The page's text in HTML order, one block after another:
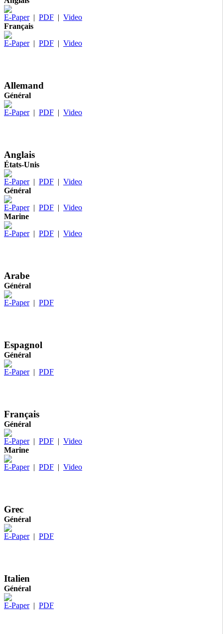
E-Paper| PDF | Video
Français
E-Paper| PDF | Video
Allemand
Général
E-Paper| PDF | Video
Anglais
États-Unis
E-Paper| PDF | Video
Général
E-Paper| PDF | Video
Marine
E-Paper| PDF | Video
Arabe
Général
E-Paper| PDF
Espagnol
Général
E-Paper| PDF
Français
Général
E-Paper| PDF | Video
Marine
E-Paper| PDF | Video
Grec
Général
E-Paper| PDF
Italien
Général
E-Paper| PDF